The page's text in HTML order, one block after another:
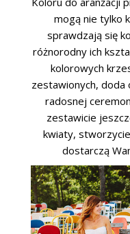
mogą nie tylko
sprawdzają się
różnorodny ich
kolorowych
zestawionych,
radosnej
zestawicie
kwiaty,
dostarczą